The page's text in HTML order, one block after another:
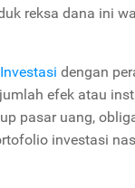
reksa dana ini
dengan
efek atau
pasar uang,
investasi